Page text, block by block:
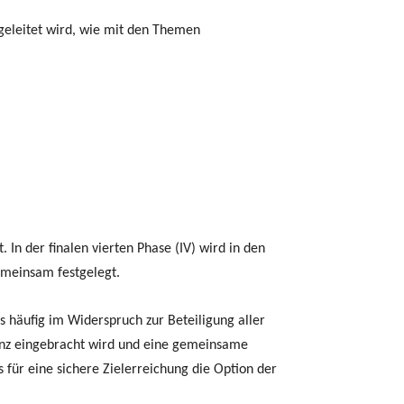
wird, wie mit den Themen
In der finalen vierten Phase (IV) wird in den
festgelegt.
häufig im Widerspruch zur Beteiligung aller
eingebracht wird und eine gemeinsame
für eine sichere Zielerreichung die Option der